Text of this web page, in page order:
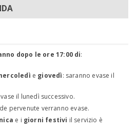
dopo le ore 17:00 di:
e giovedì: saranno evase il
il lunedì successivo.
pervenute verranno evase.
e i giorni festivi il servizio è